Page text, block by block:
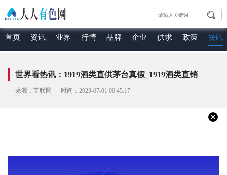
首页 资讯 业界 行情 品牌 企业 供求 政策 快讯
世界看热讯：1919酒类直供茅台真假_1919酒类直销
来源：互联网 时间：2023-07-01 00:45:17